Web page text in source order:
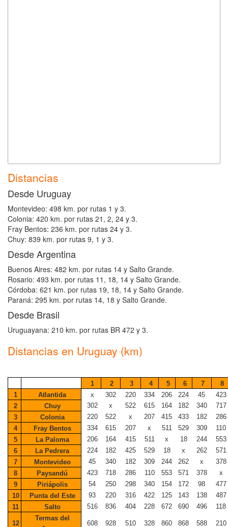
Distancias
Desde Uruguay
Montevideo: 498 km. por rutas 1 y 3.
Colonia: 420 km. por rutas 21, 2, 24 y 3.
Fray Bentos: 236 km. por rutas 24 y 3.
Chuy: 839 km. por rutas 9, 1 y 3.
Desde Argentina
Buenos Aires: 482 km. por rutas 14 y Salto Grande.
Rosario: 493 km. por rutas 11, 18, 14 y Salto Grande.
Córdoba: 621 km. por rutas 19, 18, 14 y Salto Grande.
Paraná: 295 km. por rutas 14, 18 y Salto Grande.
Desde Brasil
Uruguayana: 210 km. por rutas BR 472 y 3.
Distancias en Uruguay (km)
1 2 3 4 5 6 7
8
1
Atlantida x 302 220 334 206 224 45
423
2
Chuy 302 x 522 615 164 182 340
717
3
Colonia 220 522 x 207 415 433 182
286
4
Fray Bentos 334 615 207 x 511 529 309
110
5
La Paloma 206 164 415 511 x 18 244
553
6
La Pedrera 224 182 425 529 18 x 262
571
7
Montevideo 45 340 182 309 244 262 x
378
8
Paysandú 423 718 286 110 553 571 378
x
9
Piriápolis 54 250 298 340 154 172 98
477
10
Punta del Este 93 220 316 422 125 143 138
487
11
Salto 516 836 404 228 672 690 496 118
12
Termas del
608 928 510 328 860 868 588 210